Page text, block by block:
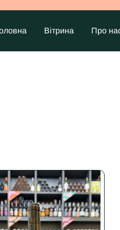
Вітрина Про